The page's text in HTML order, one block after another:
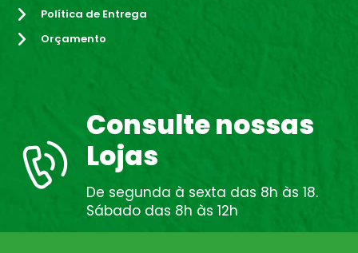
Política de Entrega
Orçamento
Consulte nossas
Lojas
De segunda à sexta das 8h às 18.
Sábado das 8h às 12h